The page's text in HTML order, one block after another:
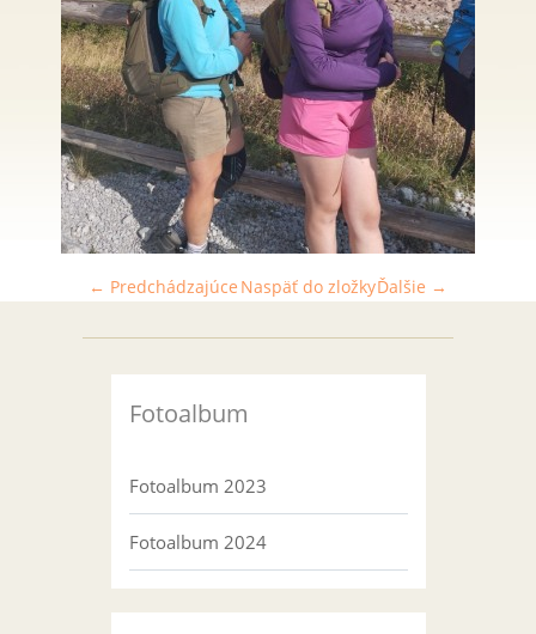
← Predchádzajúce Ďalšie →
Naspäť do zložky
Fotoalbum
Fotoalbum 2023
Fotoalbum 2024